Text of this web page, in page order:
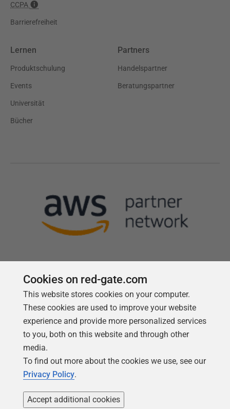
CCPA
Barrierefreiheit
Lernen
Produktschulung
Events
Universität
Bücher
Partners
Handelspartner
Beratungspartner
Follow us
Cookies on red-gate.com
This website stores cookies on your computer.
These cookies are used to improve your website
experience and provide more personalized services
to you, both on this website and through other
media.
To find out more about the cookies we use, see our
Privacy Policy.
Accept additional cookies